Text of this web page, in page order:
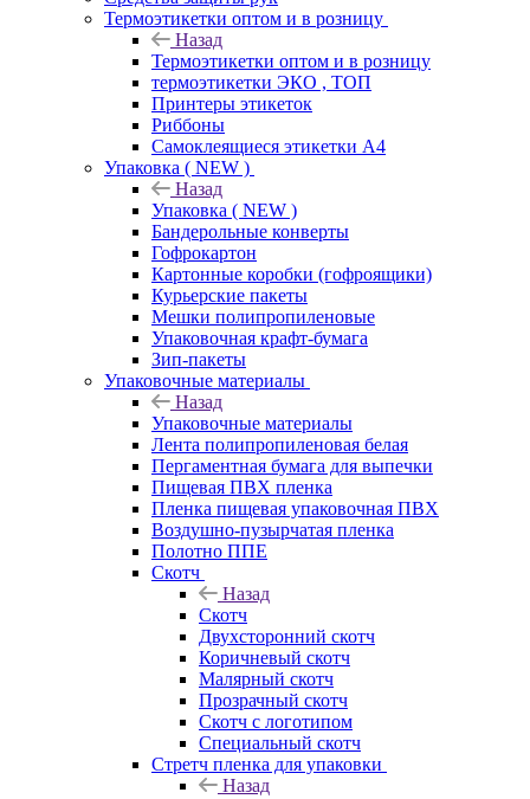
Термоэтикетки оптом и в розницу
Назад
Термоэтикетки оптом и в розницу
термоэтикетки ЭКО , ТОП
Принтеры этикеток
Риббоны
Самоклеящиеся этикетки А4
Упаковка ( NEW )
Назад
Упаковка ( NEW )
Бандерольные конверты
Гофрокартон
Картонные коробки (гофроящики)
Курьерские пакеты
Мешки полипропиленовые
Упаковочная крафт-бумага
Зип-пакеты
Упаковочные материалы
Назад
Упаковочные материалы
Лента полипропиленовая белая
Пергаментная бумага для выпечки
Пищевая ПВХ пленка
Пленка пищевая упаковочная ПВХ
Воздушно-пузырчатая пленка
Полотно ППЕ
Скотч
Назад
Скотч
Двухсторонний скотч
Коричневый скотч
Малярный скотч
Прозрачный скотч
Скотч с логотипом
Специальный скотч
Стретч пленка для упаковки
Назад